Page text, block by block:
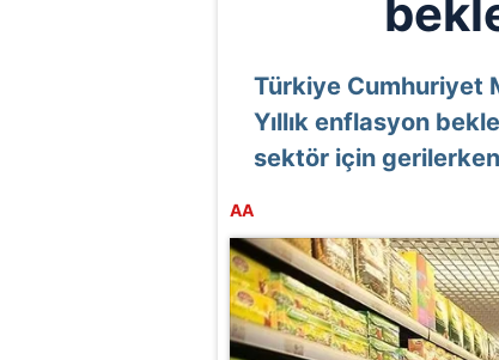
Türkiye Cumhuriyet
Yıllık enflasyon
sektör için
AA